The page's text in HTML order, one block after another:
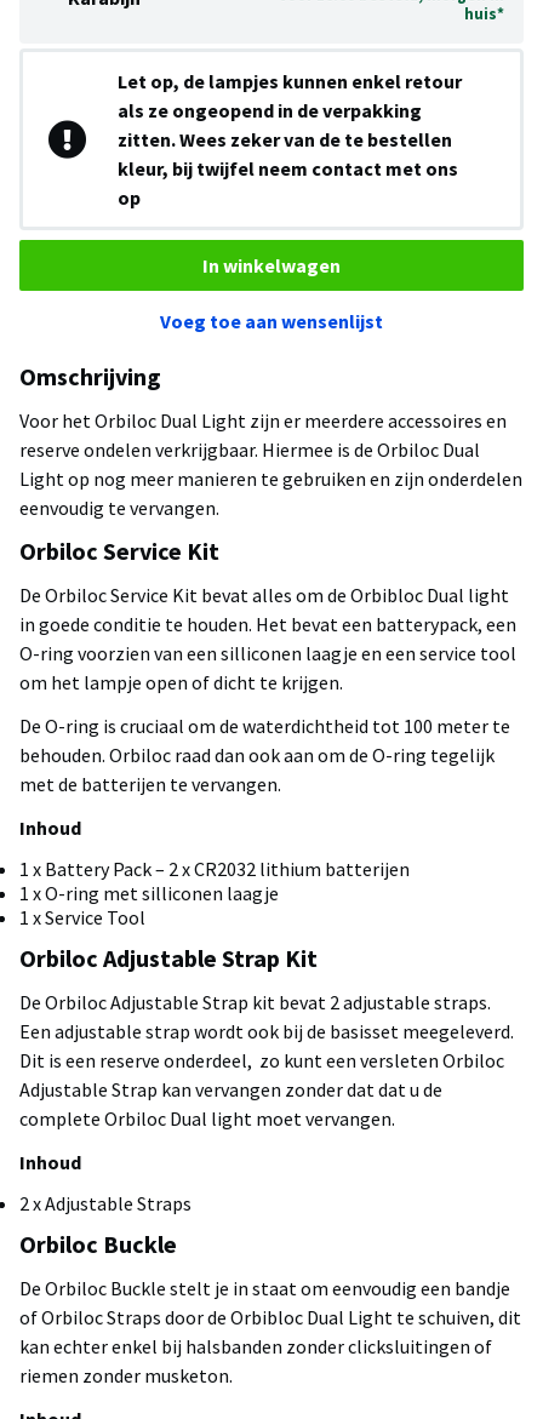
huis*
Let op, de lampjes kunnen enkel retour
als ze ongeopend in de verpakking
zitten. Wees zeker van de te bestellen
kleur, bij twijfel neem contact met ons
op
In winkelwagen
Voeg toe aan wensenlijst
Omschrijving
Voor het Orbiloc Dual Light zijn er meerdere accessoires en
reserve ondelen verkrijgbaar. Hiermee is de Orbiloc Dual
Light op nog meer manieren te gebruiken en zijn onderdelen
eenvoudig te vervangen.
Orbiloc Service Kit
De Orbiloc Service Kit bevat alles om de Orbibloc Dual light
in goede conditie te houden. Het bevat een batterypack, een
O-ring voorzien van een silliconen laagje en een service tool
om het lampje open of dicht te krijgen.
De O-ring is cruciaal om de waterdichtheid tot 100 meter te
behouden. Orbiloc raad dan ook aan om de O-ring tegelijk
met de batterijen te vervangen.
Inhoud
1 x Battery Pack – 2 x CR2032 lithium batterijen
1 x O-ring met silliconen laagje
1 x Service Tool
Orbiloc Adjustable Strap Kit
De Orbiloc Adjustable Strap kit bevat 2 adjustable straps.
Een adjustable strap wordt ook bij de basisset meegeleverd.
Dit is een reserve onderdeel, zo kunt een versleten Orbiloc
Adjustable Strap kan vervangen zonder dat dat u de
complete Orbiloc Dual light moet vervangen.
Inhoud
2 x Adjustable Straps
Orbiloc Buckle
De Orbiloc Buckle stelt je in staat om eenvoudig een bandje
of Orbiloc Straps door de Orbibloc Dual Light te schuiven, dit
kan echter enkel bij halsbanden zonder clicksluitingen of
riemen zonder musketon.